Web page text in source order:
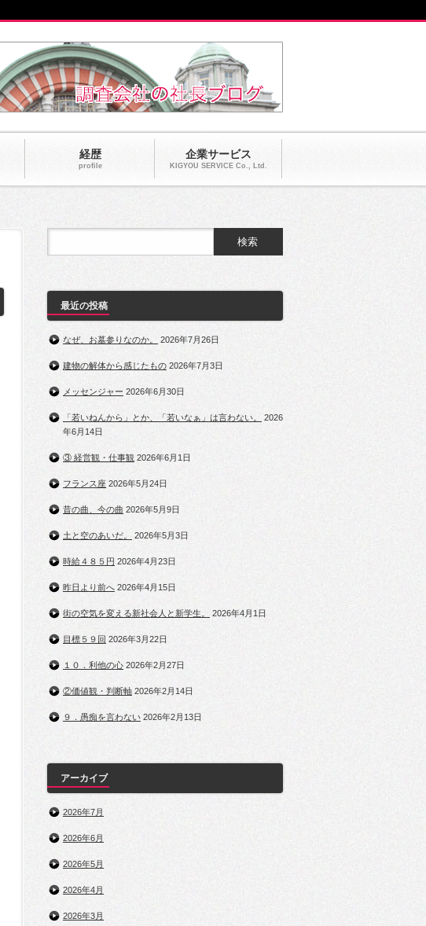
経歴
profile
企業サービス
KIGYOU SERVICE Co., Ltd.
最近の投稿
なぜ、お墓参りなのか。 2026年7月26日
建物の解体から感じたもの 2026年7月3日
メッセンジャー 2026年6月30日
「若いねんから」とか、「若いなぁ」は言わない。
2026
年6月14日
③ 経営観・仕事観 2026年6月1日
フランス座 2026年5月24日
昔の曲、今の曲 2026年5月9日
土と空のあいだ。 2026年5月3日
時給４８５円 2026年4月23日
昨日より前へ 2026年4月15日
街の空気を変える新社会人と新学生。 2026年4月1日
目標５９回 2026年3月22日
１０．利他の心 2026年2月27日
②価値観・判断軸 2026年2月14日
９．愚痴を言わない 2026年2月13日
アーカイブ
2026年7月
2026年6月
2026年5月
2026年4月
2026年3月